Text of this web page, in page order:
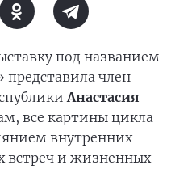
под названием
член
Анастасия
все картины цикла
внутренних
встреч и жизненных